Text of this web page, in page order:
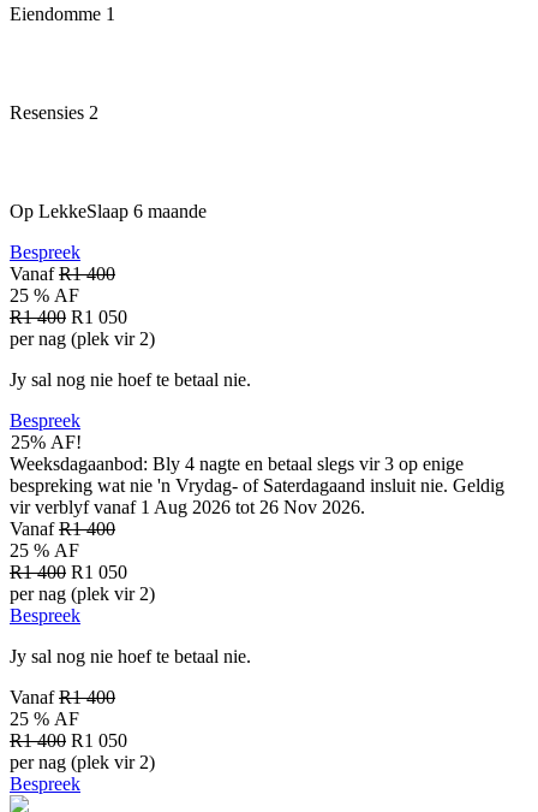
Eiendomme 1
Resensies 2
Op LekkeSlaap 6 maande
Bespreek
Vanaf R1 400
25 % AF
R1 400 R1 050
per nag (plek vir 2)
Jy sal nog nie hoef te betaal nie.
Bespreek
25% AF!
Weeksdagaanbod: Bly 4 nagte en betaal slegs vir 3 op enige
bespreking wat nie 'n Vrydag- of Saterdagaand insluit nie. Geldig
vir verblyf vanaf 1 Aug 2026 tot 26 Nov 2026.
Vanaf R1 400
25 % AF
R1 400 R1 050
per nag (plek vir 2)
Bespreek
Jy sal nog nie hoef te betaal nie.
Vanaf R1 400
25 % AF
R1 400 R1 050
per nag (plek vir 2)
Bespreek